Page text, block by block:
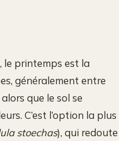
le printemps est la
généralement entre
que le sol se
C’est l’option la plus
stoechas), qui redoute